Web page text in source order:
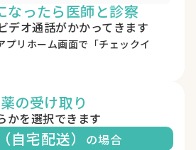
なったら医師と診察
デオ通話がかかってきます
リホーム画面で「チェックイ
の受け取り
かを選択できます
自宅配送） の場合